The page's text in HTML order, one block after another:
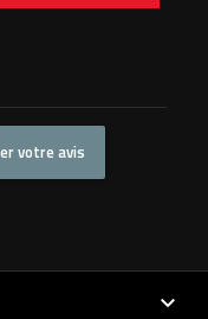
votre avis
